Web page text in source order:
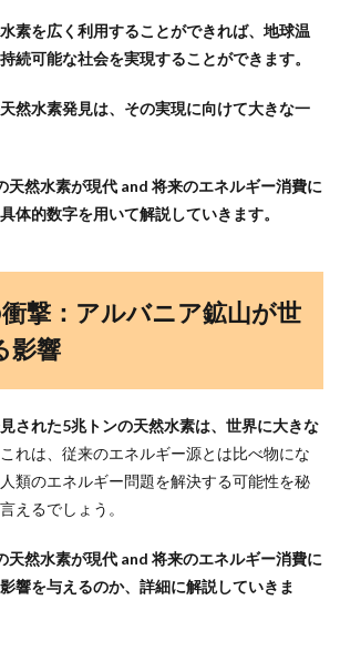
素を広く利用することができれば、地球温
続可能な社会を実現することができます。
然水素発見は、その実現に向けて大きな一
天然水素が現代 and 将来のエネルギー消費に
体的数字を用いて解説していきます。
撃：アルバニア鉱山が世
影響
された5兆トンの天然水素は、世界に大きな
これは、従来のエネルギー源とは比べ物にな
類のエネルギー問題を解決する可能性を秘
えるでしょう。
天然水素が現代 and 将来のエネルギー消費に
響を与えるのか、詳細に解説していきま